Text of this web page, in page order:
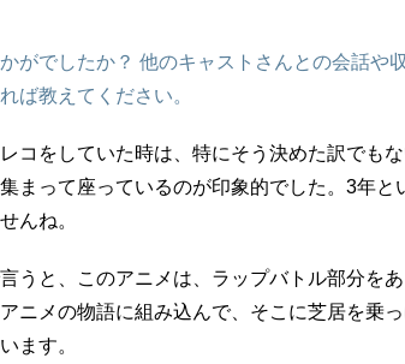
でしたか？ 他のキャストさんとの会話や
ば教えてください。
コをしていた時は、特にそう決めた訳でもな
まって座っているのが印象的でした。3年と
んね。
うと、このアニメは、ラップバトル部分を
ニメの物語に組み込んで、そこに芝居を乗っ
ます。